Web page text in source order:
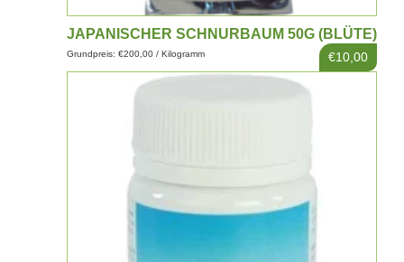
JAPANISCHER SCHNURBAUM 50G (BLÜTE)
€10,00
Grundpreis: €200,00 / Kilogramm